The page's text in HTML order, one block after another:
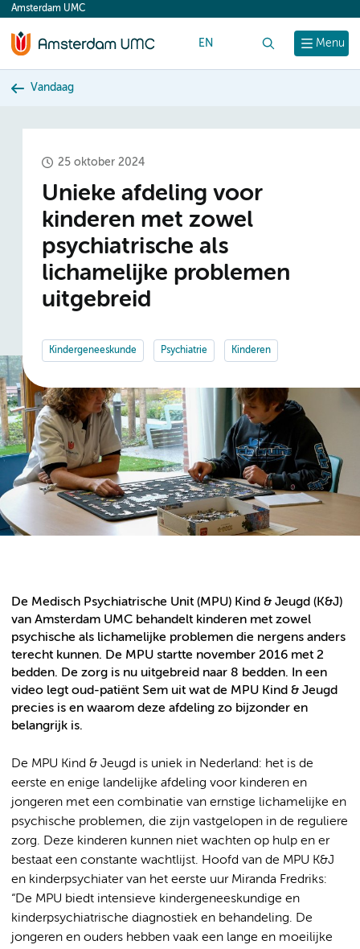
content
Menu
Amsterdam UMC
EN
Vandaag
25 oktober 2024
Unieke afdeling voor
kinderen met zowel
psychiatrische als
lichamelijke problemen
uitgebreid
Kindergeneeskunde Psychiatrie Kinderen
De Medisch Psychiatrische Unit (MPU) Kind & Jeugd (K&J)
van Amsterdam UMC behandelt kinderen met zowel
psychische als lichamelijke problemen die nergens anders
terecht kunnen. De MPU startte november 2016 met 2
bedden. De zorg is nu uitgebreid naar 8 bedden. In een
video legt oud-patiënt Sem uit wat de MPU Kind & Jeugd
precies is en waarom deze afdeling zo bijzonder en
belangrijk is.
De MPU Kind & Jeugd is uniek in Nederland: het is de
eerste en enige landelijke afdeling voor kinderen en
jongeren met een combinatie van ernstige lichamelijke en
psychische problemen, die zijn vastgelopen in de reguliere
zorg. Deze kinderen kunnen niet wachten op hulp en er
bestaat een constante wachtlijst. Hoofd van de MPU K&J
en kinderpsychiater van het eerste uur Miranda Fredriks:
“De MPU biedt intensieve kindergeneeskundige en
kinderpsychiatrische diagnostiek en behandeling. De
jongeren en ouders hebben vaak een lange en moeilijke